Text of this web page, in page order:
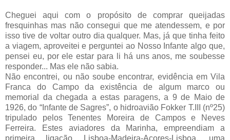
Cheguei aqui com o propósito de comprar queijadas
fresquinhas mas não consegui que me atendessem, e por
isso tive de voltar outro dia qualquer. Mas, já que tinha feito
a viagem, aproveitei e perguntei ao Nosso Infante algo que,
pensei eu, por ele estar para li há uns anos, me soubesse
responder... Mas ele não sabia.
Não encontrei, ou não soube encontrar, evidência em Vila
Franca do Campo da existência de algum marco ou
memorial da chegada a estas paragens, a 9 de Maio de
1926, do “Infante de Sagres”, o hidroavião Fokker T.III (nº25)
tripulado pelos Tenentes Moreira de Campos e Neves
Ferreira. Estes aviadores da Marinha, empreendiam a
primeira ligação Lisboa-Madeira-Açores-Lisboa, uma